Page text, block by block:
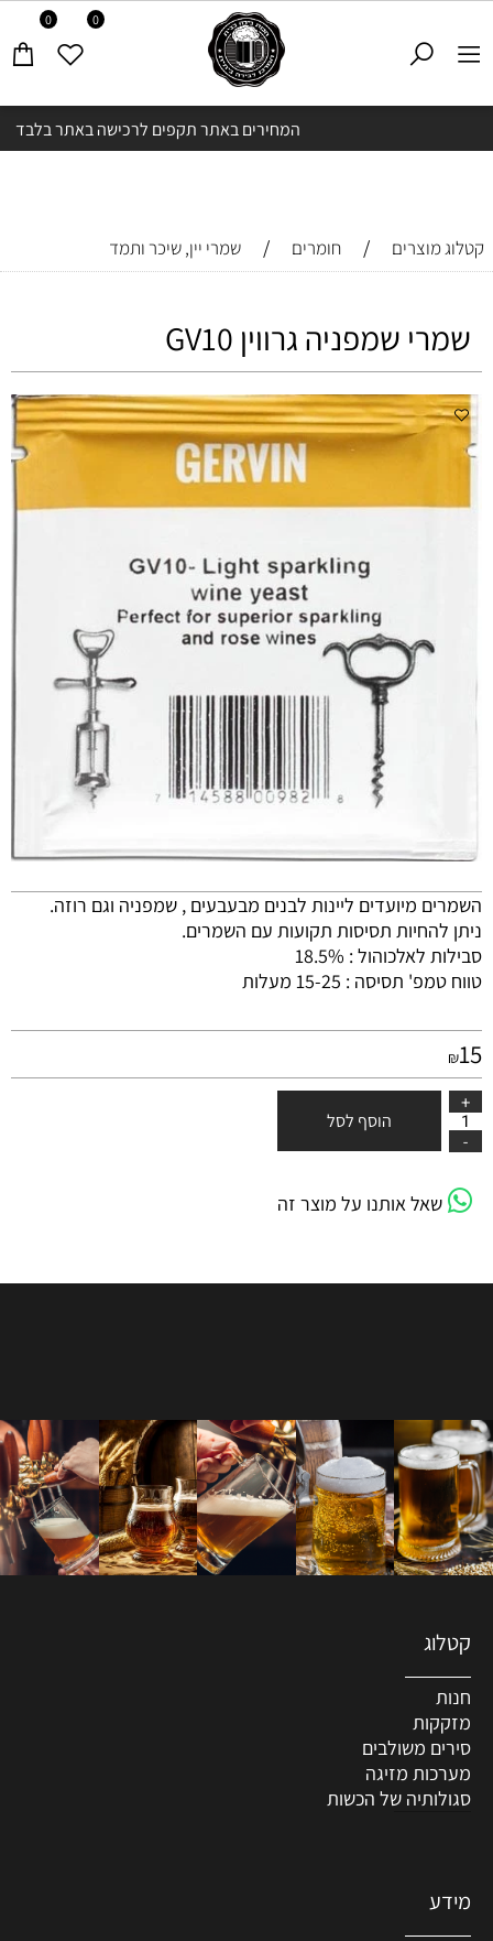
המחירים באתר תקפים לרכישה באתר בלבד
0 0
קטלוג מוצרים / חומרים / שמרי יין, שיכר ותמד
שמרי שמפניה גרווין GV10
השמרים מיועדים ליינות לבנים מבעבעים , שמפניה וגם רוזה.
ניתן להחיות תסיסות תקועות עם השמרים.
סבילות לאלכוהול : 18.5%
טווח טמפ' תסיסה : 15-25 מעלות
₪15
הוסף לסל
שאל אותנו על מוצר זה
קטלוג
חנות
מזקקות
סירים משולבים
מערכות מזיגה
סגולותיה של הכשות
מידע